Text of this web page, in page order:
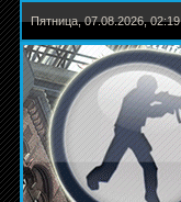
Пятница, 07.08.2026, 02:19